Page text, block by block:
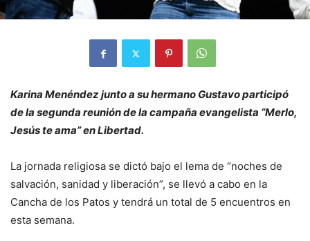
Karina Menéndez junto a su hermano Gustavo participó
de la segunda reunión de la campaña evangelista “Merlo,
Jesús te ama” en Libertad.
La jornada religiosa se dictó bajo el lema de “noches de
salvación, sanidad y liberación”, se llevó a cabo en la
Cancha de los Patos y tendrá un total de 5 encuentros en
esta semana.